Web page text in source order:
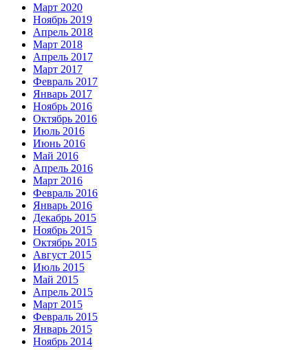
Март 2020
Ноябрь 2019
Апрель 2018
Март 2018
Апрель 2017
Март 2017
Февраль 2017
Январь 2017
Ноябрь 2016
Октябрь 2016
Июль 2016
Июнь 2016
Май 2016
Апрель 2016
Март 2016
Февраль 2016
Январь 2016
Декабрь 2015
Ноябрь 2015
Октябрь 2015
Август 2015
Июль 2015
Май 2015
Апрель 2015
Март 2015
Февраль 2015
Январь 2015
Ноябрь 2014